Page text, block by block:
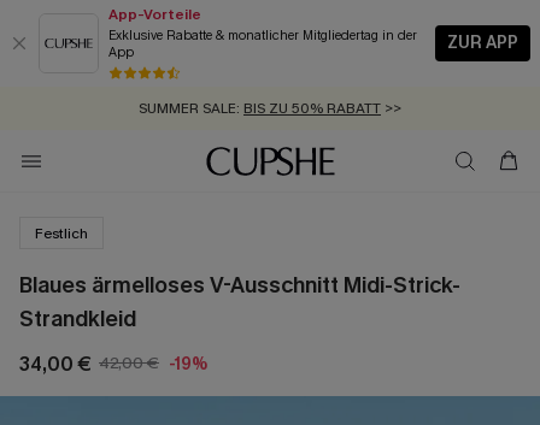
App-Vorteile
Exklusive Rabatte & monatlicher Mitgliedertag in der
App
ZUR APP
GRATIS MASSBAND MIT JEDEM SCHNELLVERSAND-ARTIKEL >>
SUMMER SALE: BIS ZU 50% RABATT >>
ZUM NEWSLETTER:BIS ZU -20% EXTRA ERHALTEN
KOSTENLOSER VERSAND AB 89 €
Festlich
Blaues ärmelloses V-Ausschnitt Midi-Strick-
Strandkleid
34,00 € 42,00 € -19%